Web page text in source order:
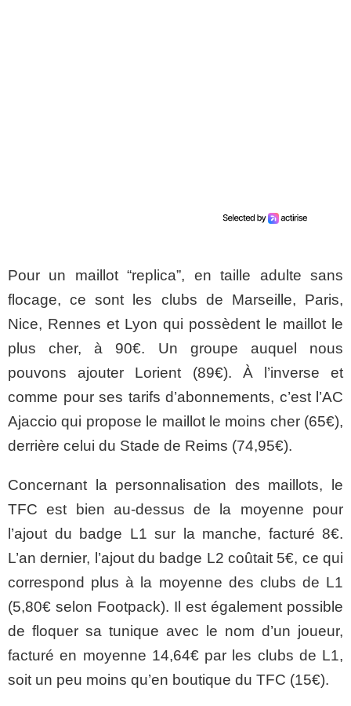
Pour un maillot “replica”, en taille adulte sans
flocage, ce sont les clubs de Marseille, Paris,
Nice, Rennes et Lyon qui possèdent le maillot le
plus cher, à 90€. Un groupe auquel nous
pouvons ajouter Lorient (89€). À l’inverse et
comme pour ses tarifs d’abonnements, c’est l’AC
Ajaccio qui propose le maillot le moins cher (65€),
derrière celui du Stade de Reims (74,95€).
Concernant la personnalisation des maillots, le
TFC est bien au-dessus de la moyenne pour
l’ajout du badge L1 sur la manche, facturé 8€.
L’an dernier, l’ajout du badge L2 coûtait 5€, ce qui
correspond plus à la moyenne des clubs de L1
(5,80€ selon Footpack). Il est également possible
de floquer sa tunique avec le nom d’un joueur,
facturé en moyenne 14,64€ par les clubs de L1,
soit un peu moins qu’en boutique du TFC (15€).